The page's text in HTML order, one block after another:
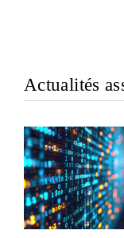
Actualités